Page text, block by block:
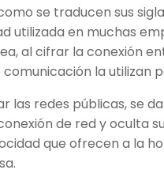
se traducen sus
utilizada en muchas
al cifrar la conexión
comunicación la utilizan
las redes públicas, se
de red y oculta
que ofrecen a la